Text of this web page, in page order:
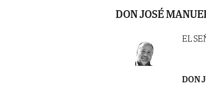
DON JOSÉ
EL
DON